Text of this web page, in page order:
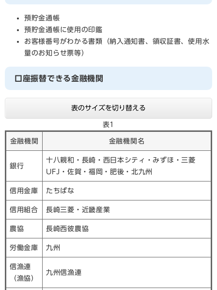
預貯金通帳
預貯金通帳に使用の印鑑
お客様番号がわかる書類（納入通知書、領収証書、使用水
量のお知らせ票等）
口座振替できる金融機関
表のサイズを切り替える
表1
金融機関 金融機関名
銀行
十八親和・長崎・西日本シティ・みずほ・三菱
UFJ・佐賀・福岡・肥後・北九州
信用金庫 たちばな
信用組合 長崎三菱・近畿産業
農協 長崎西彼農協
労働金庫 九州
信漁連
（漁協）
九州信漁連